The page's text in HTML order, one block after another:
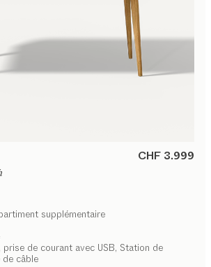
CHF 3.999
supplémentaire
de courant avec USB, Station de
de câble